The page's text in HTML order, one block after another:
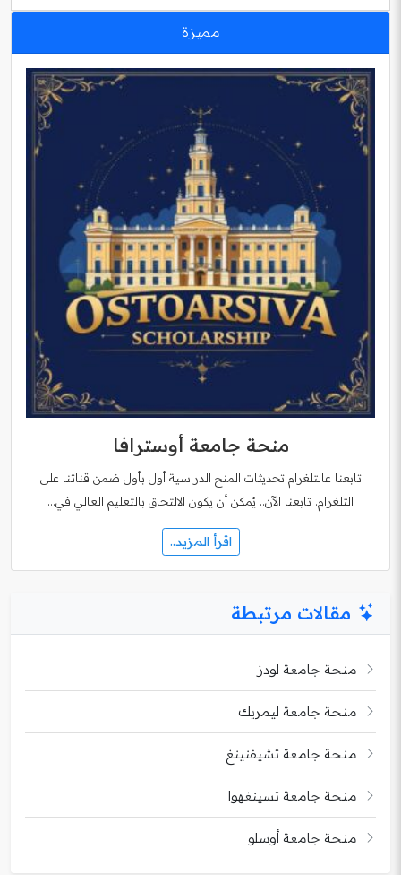
مميزة
منحة جامعة أوسترافا
تابعنا عالتلغرام تحديثات المنح الدراسية أول بأول ضمن قناتنا على
التلغرام. تابعنا الآن.. يُمكن أن يكون الالتحاق بالتعليم العالي في…
اقرأ المزيد..
مقالات مرتبطة
منحة جامعة لودز
منحة جامعة ليمريك
منحة جامعة تشيفنينغ
منحة جامعة تسينغهوا
منحة جامعة أوسلو